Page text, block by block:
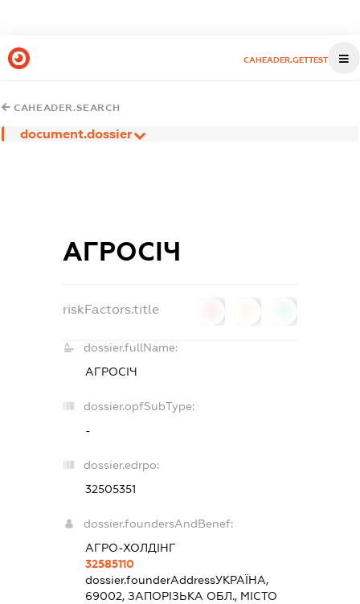
CAHEADER.GETTEST
CAHEADER.SEARCH
document.dossier
АГРОСІЧ
riskFactors.title
dossier.fullName:
АГРОСІЧ
dossier.opfSubType:
-
dossier.edrpo:
32505351
dossier.foundersAndBenef:
АГРО-ХОЛДІНГ
32585110
dossier.founderAddressУКРАЇНА,
69002, ЗАПОРІЗЬКА ОБЛ., МІСТО